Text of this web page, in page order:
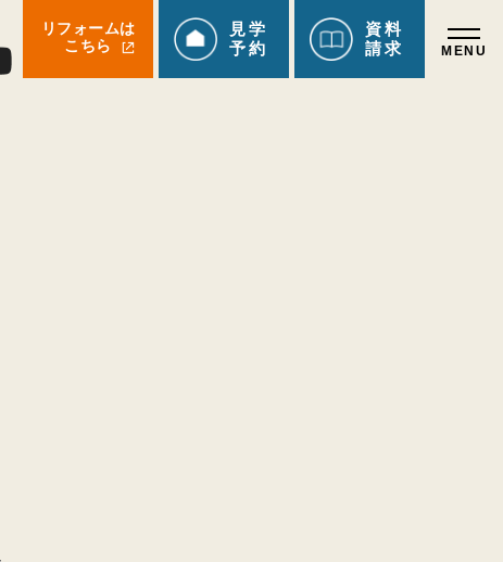
リフォームは
こちら
見学
予約
資料
請求